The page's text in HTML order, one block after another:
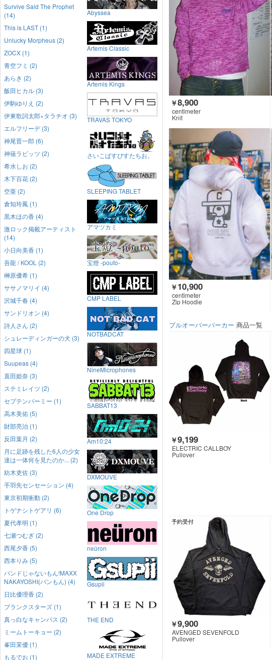
￥8,900
centimeter
Knit
￥10,900
centimeter
Zip Hoodie
プルオーバーパーカー 商品一覧
￥9,199
ELECTRIC CALLBOY
Pullover
予約受付
￥9,900
AVENGED SEVENFOLD
Pullover
Survive Said The Prophet
(14)
This is LAST (1)
Unlucky Morpheus (2)
ZOCX (1)
青空フミ (2)
あらき (2)
飯田ヒカル (3)
伊駒ゆりえ (2)
伊東歌詞太郎×タラチオ (3)
エルフリーデ (3)
神尾晋一郎 (6)
神薙ラビッツ (2)
希水しお (2)
木下百花 (2)
空亜 (2)
倉知玲鳳 (1)
黒木ほの香 (4)
激ロック掲載アーティスト
(14)
小日向美香 (1)
吾龍 / KOOL (2)
榊原優希 (1)
ササノマリイ (4)
沢城千春 (4)
サンドリオン (4)
詩人さん (2)
シュレーディンガーの犬 (3)
四星球 (1)
Suupeas (4)
直田姫奈 (3)
ステミレイツ (2)
セプテンバーミー (1)
高木美佑 (5)
財部亮治 (1)
反田葉月 (2)
月に足跡を残した6人の少女
達は一体何を見たのか... (2)
紡木吏佐 (3)
手羽先センセーション (4)
東京初期衝動 (2)
トゲナシトゲアリ (6)
夏代孝明 (1)
七瀬つむぎ (2)
西尾夕香 (5)
西本りみ (5)
バンドじゃないもん!MAXX
NAKAYOSHI(バンもん) (4)
日比優理香 (2)
プランクスターズ (1)
真っ白なキャンバス (2)
ミームトーキョー (2)
峯田茉優 (1)
もるでお (1)
Abyssea
Artemis Classic
Artemis Kings
TRAVAS TOKYO
さいこぱすぴすたちお。
SLEEPING TABLET
アマツカミ
宝燈 -pouto-
CMP LABEL
NOTBADCAT
NineMicrophones
SABBAT13
Am10:24
DXMOUVE
One Drop
neüron
Gsupii
THE END
MADE EXTREME